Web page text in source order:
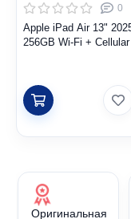
0
Apple iPad Air 13"
256GB Wi-Fi +
Оригинальная